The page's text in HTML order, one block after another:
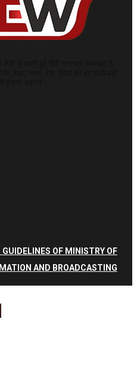
GUIDELINES OF MINISTRY OF
AND BROADCASTING